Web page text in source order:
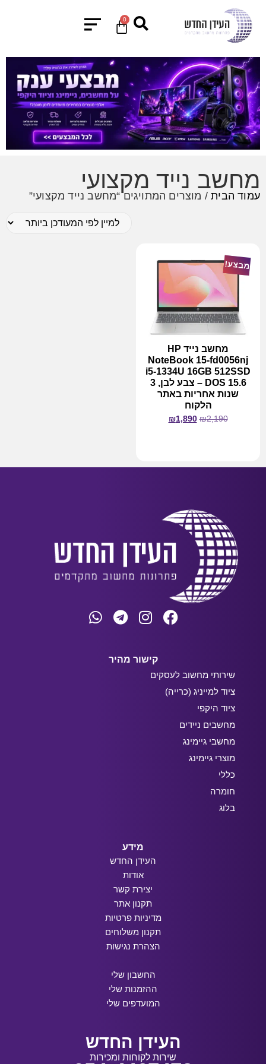
0
מחשב נייד מקצועי
עמוד הבית/ מוצרים המתויגים “מחשב נייד מקצועי”
מבצע!
מחשב נייד HP
NoteBook 15-fd0056nj
i5-1334U 16GB 512SSD
DOS 15.6 – צבע לבן, 3
שנות אחריות באתר
הלקוח
₪2,190
₪1,890
קישור מהיר
שירותי מחשוב לעסקים
ציוד למייניג (כרייה)
ציוד היקפי
מחשבים ניידים
מחשבי גיימינג
מוצרי גיימינג
כללי
חומרה
בלוג
מידע
העידן החדש
אודות
יצירת קשר
תקנון אתר
מדיניות פרטיות
תקנון משלוחים
הצהרת נגישות
החשבון שלי
ההזמנות שלי
המועדפים שלי
העידן החדש
שירות לקוחות ומכירות